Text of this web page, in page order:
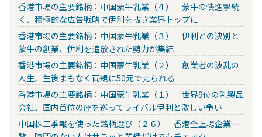
香港市場の主要銘柄：中国蒙牛乳業（４） 蒙牛の快進撃続
く、積極的な広告戦略で伊利を抜き業界トップに
香港市場の主要銘柄：中国蒙牛乳業（３） 伊利との決別と
蒙牛の創業、伊利を追放された勢力が集結
香港市場の主要銘柄：中国蒙牛乳業（２） 創業者の波乱の
人生、生後まもなく両親に50元で売られる
香港市場の主要銘柄：中国蒙牛乳業（１） 世界9位の乳製品
会社、国内首位の座を巡ってライバル伊利と激しい争い
中国株二季報を使った銘柄選び（２６） 香港全上場企業一